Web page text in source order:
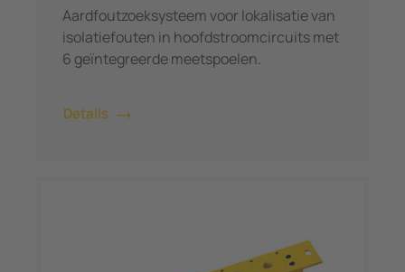
Aardfoutzoeksysteem voor lokalisatie van
isolatiefouten in hoofdstroomcircuits met
6 geïntegreerde meetspoelen.
Details